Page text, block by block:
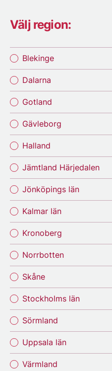
Välj region:
Blekinge
Dalarna
Gotland
Gävleborg
Halland
Jämtland Härjedalen
Jönköpings län
Kalmar län
Kronoberg
Norrbotten
Skåne
Stockholms län
Sörmland
Uppsala län
Värmland